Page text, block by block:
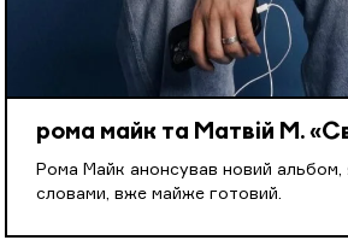
рома майк та Матвій М.
Рома Майк анонсував новий альбом,
словами, вже майже готовий.